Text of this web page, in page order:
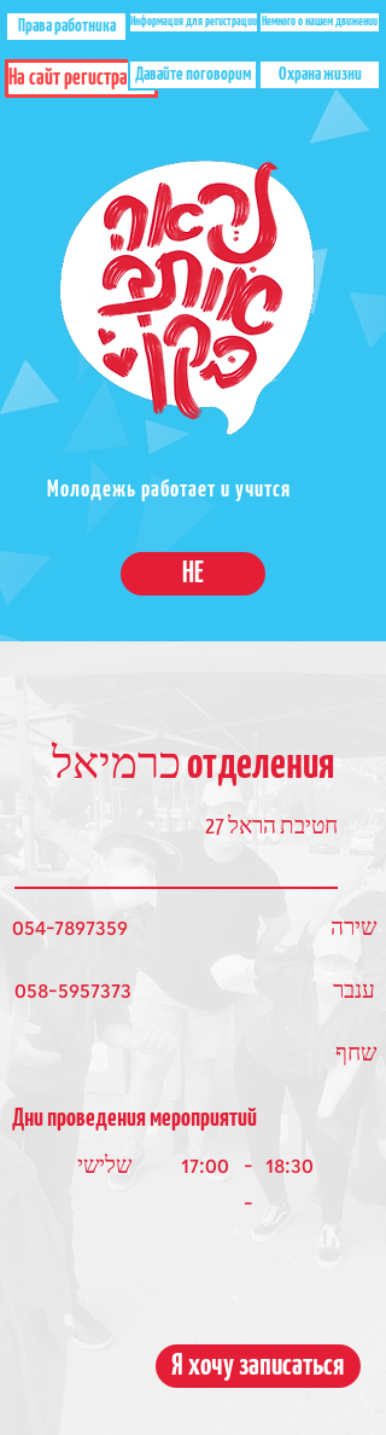
Права работника Информация для регистрации Немного о нашем движении
На сайт регистрацииДавайте поговорим Охрана жизни
Молодежь работает и учится
отделения כרמיאל
חטיבת הראל 27
054-7897359 שירה
058-5957373 ענבר
שחף
Дни проведения мероприятий
שלישי 17:00 - 18:30
-
Я хочу записаться
HE